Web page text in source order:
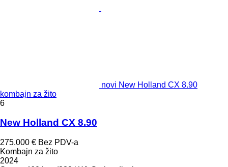
novi New Holland CX 8.90
kombajn za žito
6
New Holland CX 8.90
275.000 € Bez PDV-a
Kombajn za žito
2024